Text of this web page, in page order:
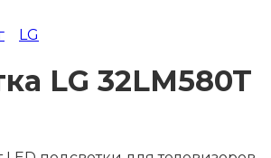
LG
LG 32LM580T